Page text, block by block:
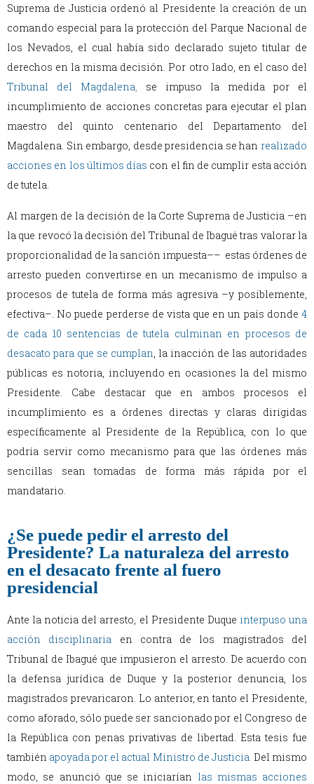
Suprema de Justicia ordenó al Presidente la creación de un
comando especial para la protección del Parque Nacional de
los Nevados, el cual había sido declarado sujeto titular de
derechos en la misma decisión. Por otro lado, en el caso del
Tribunal del Magdalena, se impuso la medida por el
incumplimiento de acciones concretas para ejecutar el plan
maestro del quinto centenario del Departamento del
Magdalena. Sin embargo, desde presidencia se han realizado
acciones en los últimos días con el fin de cumplir esta acción
de tutela.
Al margen de la decisión de la Corte Suprema de Justicia –en
la que revocó la decisión del Tribunal de Ibagué tras valorar la
proporcionalidad de la sanción impuesta–– estas órdenes de
arresto pueden convertirse en un mecanismo de impulso a
procesos de tutela de forma más agresiva –y posiblemente,
efectiva–. No puede perderse de vista que en un país donde 4
de cada 10 sentencias de tutela culminan en procesos de
desacato para que se cumplan, la inacción de las autoridades
públicas es notoria, incluyendo en ocasiones la del mismo
Presidente. Cabe destacar que en ambos procesos el
incumplimiento es a órdenes directas y claras dirigidas
específicamente al Presidente de la República, con lo que
podría servir como mecanismo para que las órdenes más
sencillas sean tomadas de forma más rápida por el
mandatario.
¿Se puede pedir el arresto del
Presidente? La naturaleza del arresto
en el desacato frente al fuero
presidencial
Ante la noticia del arresto, el Presidente Duque interpuso una
acción disciplinaria en contra de los magistrados del
Tribunal de Ibagué que impusieron el arresto. De acuerdo con
la defensa jurídica de Duque y la posterior denuncia, los
magistrados prevaricaron. Lo anterior, en tanto el Presidente,
como aforado, sólo puede ser sancionado por el Congreso de
la República con penas privativas de libertad. Esta tesis fue
también apoyada por el actual Ministro de Justicia. Del mismo
modo, se anunció que se iniciarían las mismas acciones